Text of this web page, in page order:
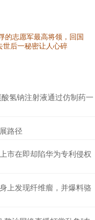
的志愿军最高将领，回国
世后一秘密让人心碎
氢钠注射液通过仿制药一
路径
市在即却陷华为专利侵权
上发现纤维瘤，并爆料骆